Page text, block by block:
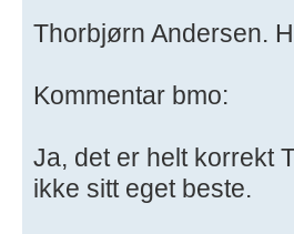
Thorbjørn Andersen.
Kommentar bmo:
Ja, det er helt korrekt
ikke sitt eget beste.